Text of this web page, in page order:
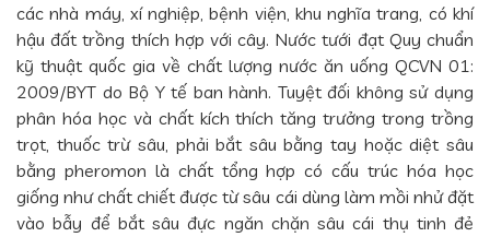
các nhà máy, xí nghiệp, bệnh viện, khu nghĩa trang, có khí
hậu đất trồng thích hợp với cây. Nước tưới đạt Quy chuẩn
kỹ thuật quốc gia về chất lượng nước ăn uống QCVN 01:
2009/BYT do Bộ Y tế ban hành. Tuyệt đối không sử dụng
phân hóa học và chất kích thích tăng trưởng trong trồng
trọt, thuốc trừ sâu, phải bắt sâu bằng tay hoặc diệt sâu
bằng pheromon là chất tổng hợp có cấu trúc hóa học
giống như chất chiết được từ sâu cái dùng làm mồi nhử đặt
vào bẫy để bắt sâu đực ngăn chặn sâu cái thụ tinh đẻ